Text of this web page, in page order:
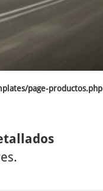
page-productos.php